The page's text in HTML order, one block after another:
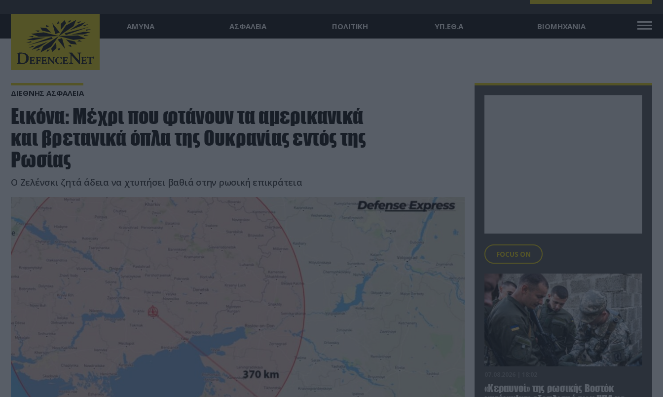
ΑΜΥΝΑ ΑΣΦΑΛΕΙΑ ΠΟΛΙΤΙΚΗ ΥΠ.ΕΘ.Α ΒΙΟΜΗΧΑΝΙΑ
ΔΙΕΘΝΗΣ ΑΣΦΑΛΕΙΑ
Εικόνα: Μέχρι που φτάνουν τα αμερικανικά
και βρετανικά όπλα της Ουκρανίας εντός της
Ρωσίας
Ο Ζελένσκι ζητά άδεια να χτυπήσει βαθιά στην ρωσική επικράτεια
FOCUS ON
«Κεραυνοί» της ρωσικής Βοστόκ